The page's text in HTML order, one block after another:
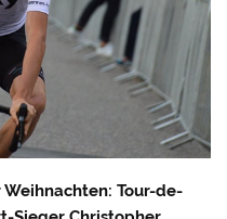
Tour-de-